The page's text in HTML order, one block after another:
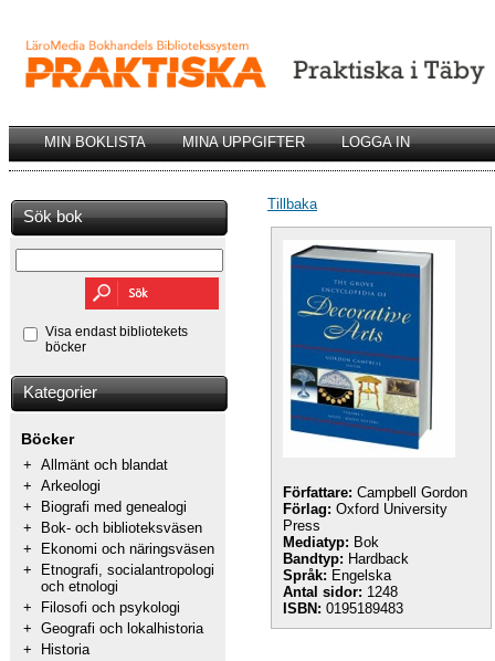
MIN BOKLISTA MINA UPPGIFTER LOGGA IN
Sök bok
Visa endast bibliotekets
böcker
Kategorier
Böcker
+ Allmänt och blandat
+ Arkeologi
+
Biografi med genealogi
+
Bok- och biblioteksväsen
+
Ekonomi och näringsväsen
+
Etnografi, socialantropologi
och etnologi
+
Filosofi och psykologi
+ Geografi och lokalhistoria
+
Historia
Tillbaka
Författare: Campbell Gordon
Förlag: Oxford University
Press
Mediatyp: Bok
Bandtyp: Hardback
Språk: Engelska
Antal sidor: 1248
ISBN: 0195189483